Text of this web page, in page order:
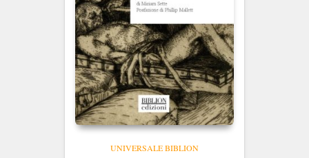
UNIVERSALE BIBLION